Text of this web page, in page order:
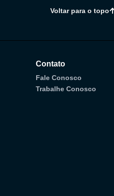
Voltar para o topo
Contato
Fale Conosco
Trabalhe Conosco